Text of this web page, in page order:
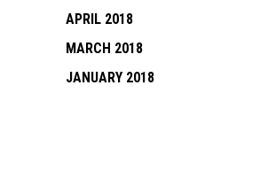
APRIL 2018
MARCH 2018
JANUARY 2018